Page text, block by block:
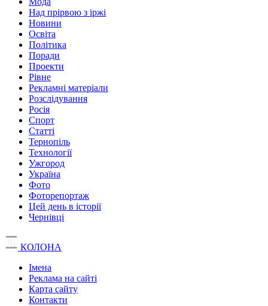
Над прірвою з іржі
Новини
Освіта
Політика
Поради
Проекти
Рівне
Рекламні матеріали
Розслідування
Росія
Спорт
Статті
Тернопіль
Технології
Ужгород
Україна
Фото
Фоторепортаж
Цей день в історії
Чернівці
КОЛОНА
Імена
Реклама на сайті
Карта сайту
Контакти